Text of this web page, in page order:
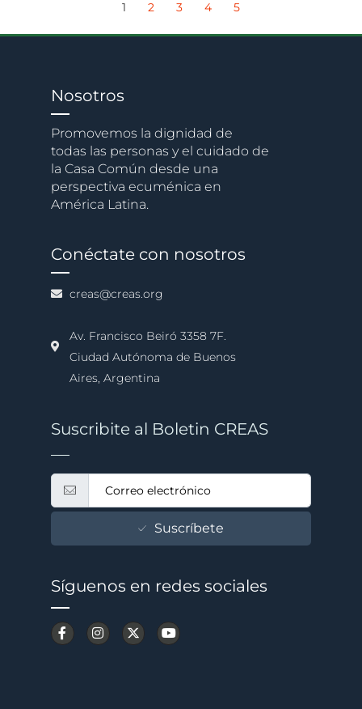
1 2 3 4 5
Nosotros
Promovemos la dignidad de
todas las personas y el cuidado de
la Casa Común desde una
perspectiva ecuménica en
América Latina.
Conéctate con nosotros
creas@creas.org
Av. Francisco Beiró 3358 7F.
Ciudad Autónoma de Buenos
Aires, Argentina
Suscribite al Boletin CREAS
Suscríbete
Síguenos en redes sociales